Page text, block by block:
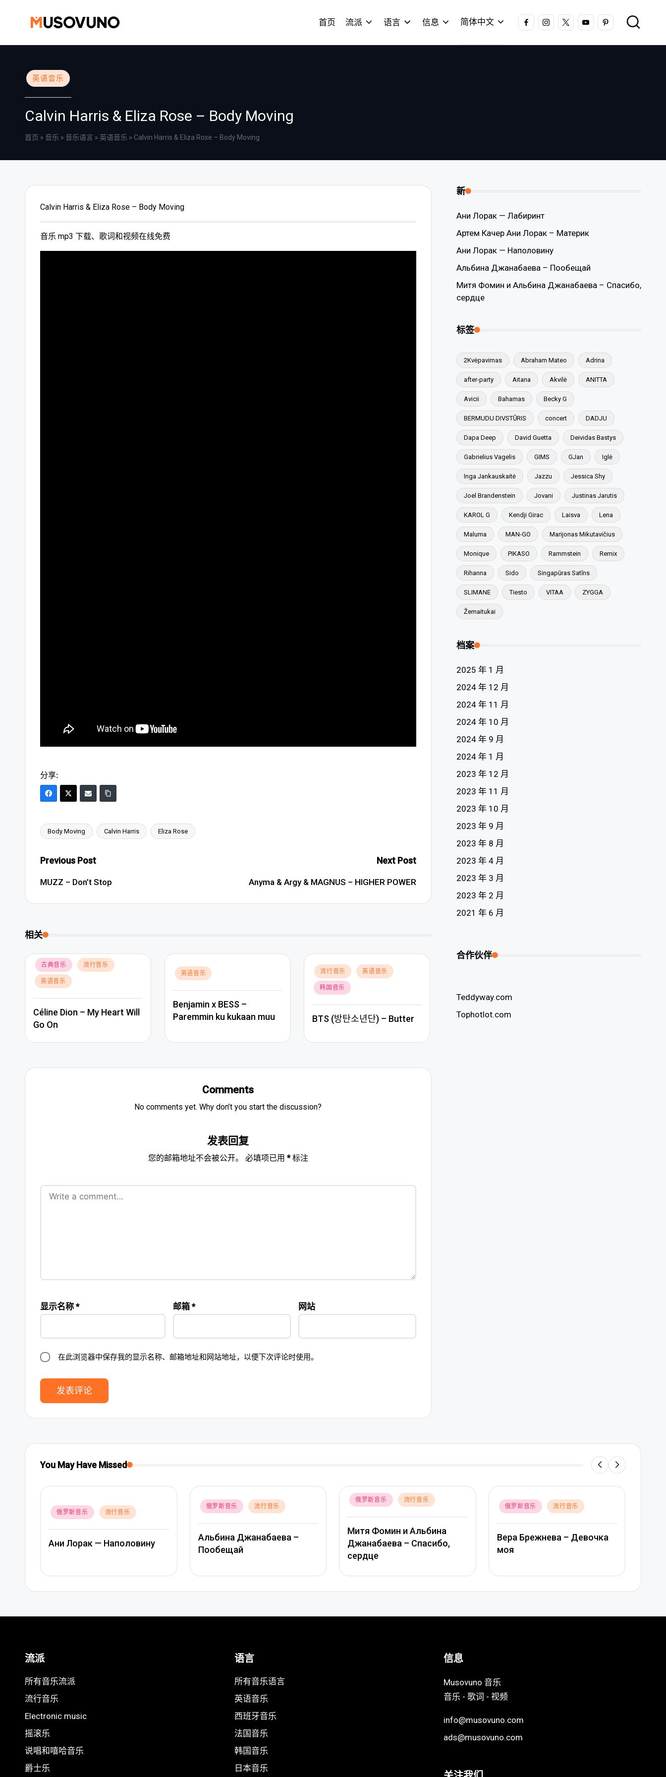
首页 流派 语言 信息 简体中文 FACEBOOKINSTAGRAM
X YOUTUBEPINTEREST
Posted
in
英语音乐
Calvin Harris & Eliza Rose – Body Moving
首页 » 音乐 » 音乐语言 » 英语音乐 » Calvin Harris & Eliza Rose – Body Moving
Calvin Harris & Eliza Rose – Body Moving
音乐 mp3 下载、歌词和视频在线免费
分享:
Tags:
Body Moving Calvin Harris Eliza Rose
Post
navigation
Previous Post
MUZZ – Don’t Stop
Next Post
Anyma & Argy & MAGNUS – HIGHER POWER
相关
Posted
in
古典音乐 流行音乐
英语音乐
Céline Dion – My Heart Will
Go On
Posted
英语音乐
Benjamin x BESS –
Paremmin ku kukaan muu
Posted
in
流行音乐 英语音乐
韩国音乐
BTS (방탄소년단) – Butter
Comments
No comments yet. Why don’t you start the discussion?
发表回复
您的邮箱地址不会被公开。 必填项已用 *标注
显示名称 * 邮箱 * 网站
在此浏览器中保存我的显示名称、邮箱地址和网站地址，以便下次评论时使用。
新
Ани Лорак — Лабиринт
Артем Качер Ани Лорак – Материк
Ани Лорак — Наполовину
Альбина Джанабаева – Пообещай
Митя Фомин и Альбина Джанабаева – Спасибо,
сердце
标签
2Kvėpavimas Abraham Mateo Adrina
after-party Aitana Akvilė ANITTA
Avicii Bahamas Becky G
BERMUDU DIVSTŪRIS concert DADJU
Dapa Deep David Guetta Deividas Bastys
Gabrielius Vagelis GIMS GJan Iglė
Inga Jankauskaitė Jazzu Jessica Shy
Joel Brandenstein Jovani Justinas Jarutis
KAROL G Kendji Girac Laisva Lena
Maluma MAN-GO Marijonas Mikutavičius
Monique PIKASO Rammstein Remix
Rihanna Sido Singapūras Satīns
SLIMANE Tiesto VITAA ZYGGA
Žemaitukai
档案
2025 年 1 月
2024 年 12 月
2024 年 11 月
2024 年 10 月
2024 年 9 月
2024 年 1 月
2023 年 12 月
2023 年 11 月
2023 年 10 月
2023 年 9 月
2023 年 8 月
2023 年 4 月
2023 年 3 月
2023 年 2 月
2021 年 6 月
合作伙伴
Teddyway.com
Tophotlot.com
You May Have Missed
Posted
俄罗斯音乐 流行音乐
Ани Лорак — Наполовину
Posted
俄罗斯音乐 流行音乐
Альбина Джанабаева –
Пообещай
Posted
俄罗斯音乐 流行音乐
Митя Фомин и Альбина
Джанабаева – Спасибо,
сердце
Posted
俄罗斯音乐 流行音乐
Вера Брежнева – Девочка
моя
流派
所有音乐流派
流行音乐
Electronic music
摇滚乐
说唱和嘻哈音乐
爵士乐
语言
所有音乐语言
英语音乐
西班牙音乐
法国音乐
韩国音乐
日本音乐
信息
Musovuno 音乐
音乐 - 歌词 - 视频
info@musovuno.com
ads@musovuno.com